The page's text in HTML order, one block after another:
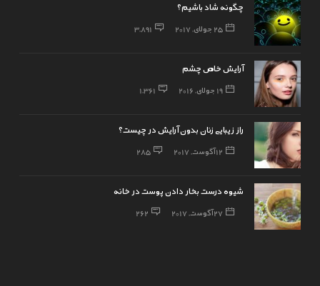
چگونه شاد باشیم؟
25 جولای, 2017 3,891
آرایش خاص چشم
19 جولای, 2016 1,361
راز زیبایی زنان بدون آرایش در چیست؟
12 آگوست, 2017 285
شیوه درست بخار دادن پوست در خانه
27 آگوست, 2017 262